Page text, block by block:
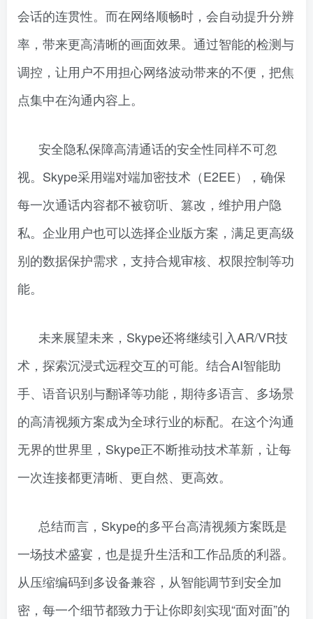
会话的连贯性。而在网络顺畅时，会自动提升分辨
率，带来更高清晰的画面效果。通过智能的检测与
调控，让用户不用担心网络波动带来的不便，把焦
点集中在沟通内容上。
安全隐私保障高清通话的安全性同样不可忽
视。Skype采用端对端加密技术（E2EE），确保
每一次通话内容都不被窃听、篡改，维护用户隐
私。企业用户也可以选择企业版方案，满足更高级
别的数据保护需求，支持合规审核、权限控制等功
能。
未来展望未来，Skype还将继续引入AR/VR技
术，探索沉浸式远程交互的可能。结合AI智能助
手、语音识别与翻译等功能，期待多语言、多场景
的高清视频方案成为全球行业的标配。在这个沟通
无界的世界里，Skype正不断推动技术革新，让每
一次连接都更清晰、更自然、更高效。
总结而言，Skype的多平台高清视频方案既是
一场技术盛宴，也是提升生活和工作品质的利器。
从压缩编码到多设备兼容，从智能调节到安全加
密，每一个细节都致力于让你即刻实现“面对面”的